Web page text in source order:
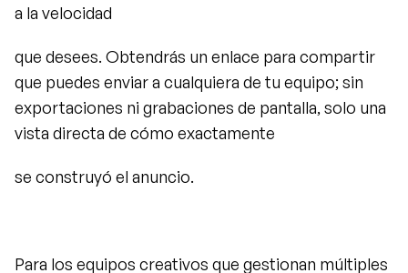
a la velocidad
que desees. Obtendrás un enlace para compartir
que puedes enviar a cualquiera de tu equipo; sin
exportaciones ni grabaciones de pantalla, solo una
vista directa de cómo exactamente
se construyó el anuncio.
Para los equipos creativos que gestionan múltiples